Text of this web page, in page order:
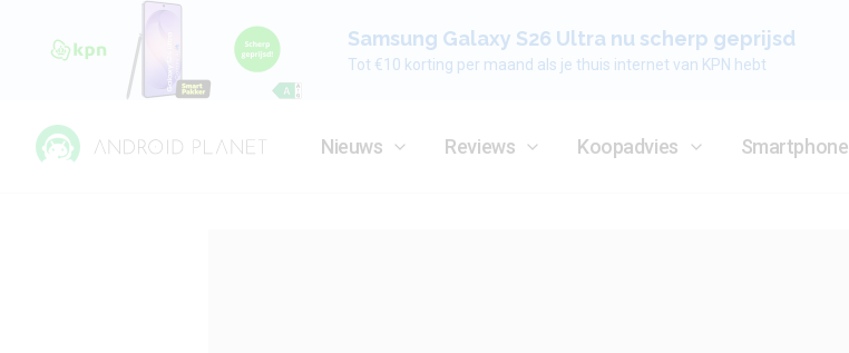
Samsung Galaxy S26 Ultra nu scherp geprijsd
Tot €10 korting per maand als je thuis internet van KPN hebt
Nieuws Reviews Koopadvies Smartphone